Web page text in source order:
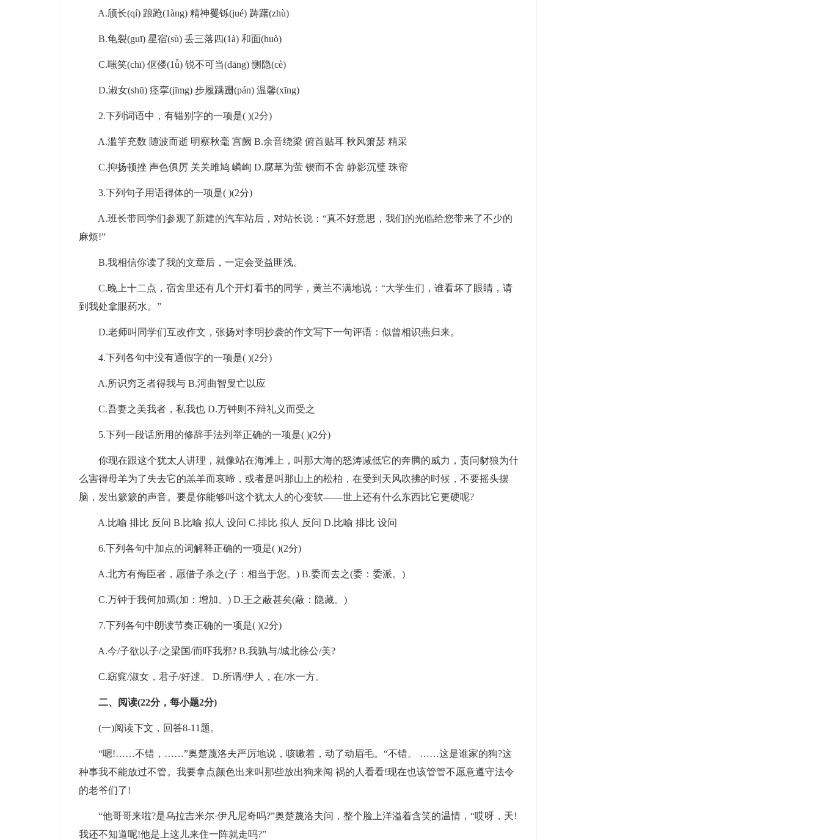
A.颀长(qí) 踉跄(1àng) 精神矍铄(jué) 踌躇(zhù)
B.龟裂(guī) 星宿(sù) 丢三落四(1à) 和面(huò)
C.嗤笑(chī) 伛偻(1ǚ) 锐不可当(dāng) 恻隐(cè)
D.淑女(shū) 痉挛(jīmg) 步履蹒跚(pán) 温馨(xīng)
2.下列词语中，有错别字的一项是( )(2分)
A.滥竽充数 随波而逝 明察秋毫 宫阙 B.余音绕梁 俯首贴耳 秋风箫瑟 精采
C.抑扬顿挫 声色俱厉 关关雎鸠 嶙峋 D.腐草为萤 锲而不舍 静影沉璧 珠帘
3.下列句子用语得体的一项是( )(2分)
A.班长带同学们参观了新建的汽车站后，对站长说：“真不好意思，我们的光临给您带来了不少的
麻烦!”
B.我相信你读了我的文章后，一定会受益匪浅。
C.晚上十二点，宿舍里还有几个开灯看书的同学，黄兰不满地说：“大学生们，谁看坏了眼睛，请
到我处拿眼药水。”
D.老师叫同学们互改作文，张扬对李明抄袭的作文写下一句评语：似曾相识燕归来。
4.下列各句中没有通假字的一项是( )(2分)
A.所识穷乏者得我与 B.河曲智叟亡以应
C.吾妻之美我者，私我也 D.万钟则不辩礼义而受之
5.下列一段话所用的修辞手法列举正确的一项是( )(2分)
你现在跟这个犹太人讲理，就像站在海滩上，叫那大海的怒涛减低它的奔腾的威力，责问豺狼为什
么害得母羊为了失去它的羔羊而哀啼，或者是叫那山上的松柏，在受到天风吹拂的时候，不要摇头摆
脑，发出簌簌的声音。要是你能够叫这个犹太人的心变软——世上还有什么东西比它更硬呢?
A.比喻 排比 反问 B.比喻 拟人 设问 C.排比 拟人 反问 D.比喻 排比 设问
6.下列各句中加点的词解释正确的一项是( )(2分)
A.北方有侮臣者，愿借子杀之(子：相当于您。) B.委而去之(委：委派。)
C.万钟于我何加焉(加：增加。) D.王之蔽甚矣(蔽：隐藏。)
7.下列各句中朗读节奏正确的一项是( )(2分)
A.今/子欲以子/之梁国/而吓我邪? B.我孰与/城北徐公/美?
C.窈窕/淑女，君子/好逑。 D.所谓/伊人，在/水一方。
二、阅读(22分，每小题2分)
(一)阅读下文，回答8-11题。
“嗯!……不错，……”奥楚蔑洛夫严厉地说，咳嗽着，动了动眉毛。“不错。 ……这是谁家的狗?这
种事我不能放过不管。我要拿点颜色出来叫那些放出狗来闯 祸的人看看!现在也该管管不愿意遵守法令
的老爷们了!
“他哥哥来啦?是乌拉吉米尔·伊凡尼奇吗?”奥楚蔑洛夫问，整个脸上洋溢着含笑的温情，“哎呀，天!
我还不知道呢!他是上这儿来住一阵就走吗?”